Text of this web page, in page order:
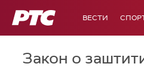
РТС ВЕСТИ
Закон о